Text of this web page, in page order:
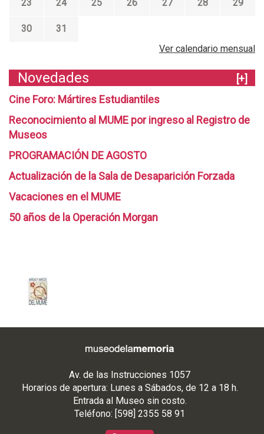
23 24 25 26 27 28 29
30
31
Ver calendario mensual
Novedades
[+]
Cine Foro: Mártires Estudiantiles
Reconocimiento al MUME por ingreso al Registro de
Museos
PROGRAMACIÓN DE AGOSTO
Actualización de la Sala de Desaparición Forzada
Vacaciones en el MUME
50 años de la Operación Morgan
Av. de las Instrucciones 1057
Horarios de apertura: Lunes a Sábados, de 12 a 18 h.
Entrada al Museo sin costo.
Teléfono: [598] 2355 58 91